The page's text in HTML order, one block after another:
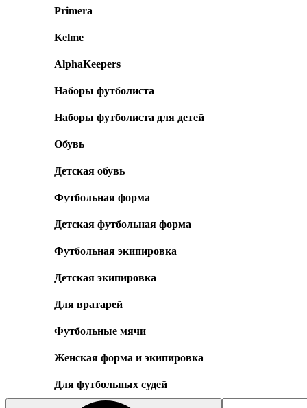
Primera
Kelme
AlphaKeepers
Наборы футболиста
Наборы футболиста для детей
Обувь
Детская обувь
Футбольная форма
Детская футбольная форма
Футбольная экипировка
Детская экипировка
Для вратарей
Футбольные мячи
Женская форма и экипировка
Для футбольных судей